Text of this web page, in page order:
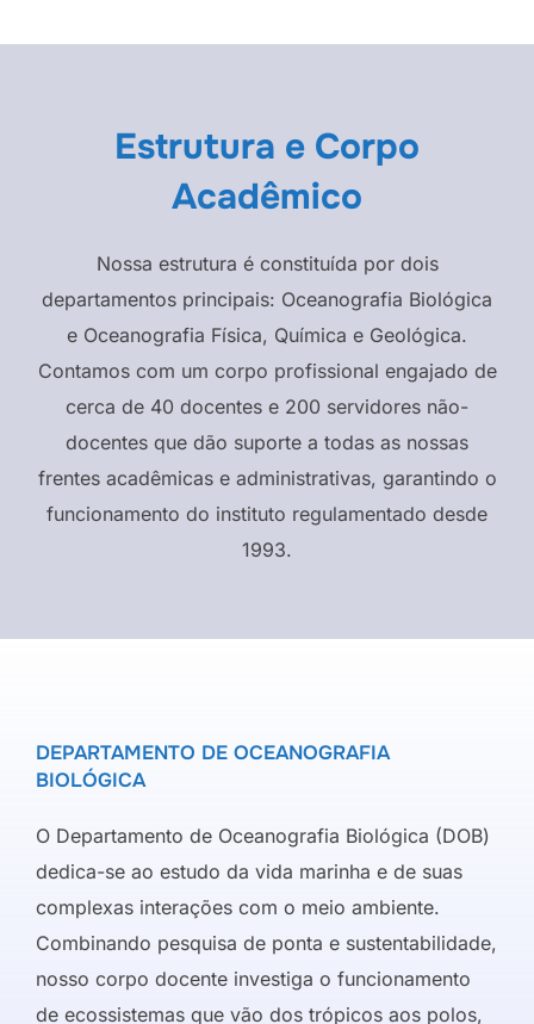
Estrutura e Corpo
Acadêmico
Nossa estrutura é constituída por dois
departamentos principais: Oceanografia Biológica
e Oceanografia Física, Química e Geológica.
Contamos com um corpo profissional engajado de
cerca de 40 docentes e 200 servidores não-
docentes que dão suporte a todas as nossas
frentes acadêmicas e administrativas, garantindo o
funcionamento do instituto regulamentado desde
1993.
DEPARTAMENTO DE OCEANOGRAFIA
BIOLÓGICA
O Departamento de Oceanografia Biológica (DOB)
dedica-se ao estudo da vida marinha e de suas
complexas interações com o meio ambiente.
Combinando pesquisa de ponta e sustentabilidade,
nosso corpo docente investiga o funcionamento
de ecossistemas que vão dos trópicos aos polos,